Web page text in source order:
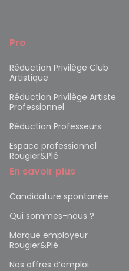
Pro
Réduction Privilège Club
Artistique
Réduction Privilège Artiste
Professionnel
Réduction Professeurs
Espace professionnel
Rougier&Plé
En savoir plus
Candidature spontanée
Qui sommes-nous ?
Marque employeur
Rougier&Plé
Nos offres d’emploi